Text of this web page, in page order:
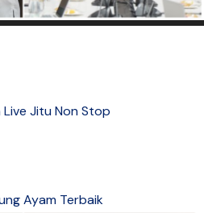
Jitu Non Stop
Ayam Terbaik